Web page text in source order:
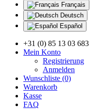
Français
Deutsch
Español
+31 (0) 85 13 03 683
Mein Konto
Registrierung
Anmelden
Wunschliste (0)
Warenkorb
Kasse
FAQ